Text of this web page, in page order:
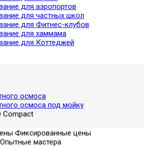
для аэропортов
для частных школ
для Фитнес-клубов
для хаммама
для Коттеджей
осмоса
осмоса под мойку
Compact
Фиксированные цены
Опытные мастера